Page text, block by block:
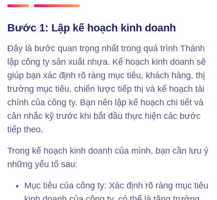
Bước 1: Lập kế hoạch kinh doanh
Đây là bước quan trọng nhất trong quá trình Thành
lập công ty sản xuất nhựa. Kế hoạch kinh doanh sẽ
giúp bạn xác định rõ ràng mục tiêu, khách hàng, thị
trường mục tiêu, chiến lược tiếp thị và kế hoạch tài
chính của công ty. Bạn nên lập kế hoạch chi tiết và
cân nhắc kỹ trước khi bắt đầu thực hiện các bước
tiếp theo.
Trong kế hoạch kinh doanh của mình, bạn cần lưu ý
những yếu tố sau:
Mục tiêu của công ty: Xác định rõ ràng mục tiêu